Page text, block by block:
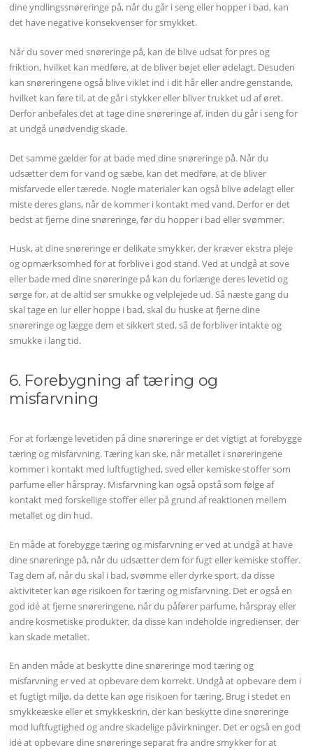
dine yndlingssnøreringe på, når du går i seng eller hopper i bad, kan
det have negative konsekvenser for smykket.
Når du sover med snøreringe på, kan de blive udsat for pres og
friktion, hvilket kan medføre, at de bliver bøjet eller ødelagt. Desuden
kan snøreringene også blive viklet ind i dit hår eller andre genstande,
hvilket kan føre til, at de går i stykker eller bliver trukket ud af øret.
Derfor anbefales det at tage dine snøreringe af, inden du går i seng for
at undgå unødvendig skade.
Det samme gælder for at bade med dine snøreringe på. Når du
udsætter dem for vand og sæbe, kan det medføre, at de bliver
misfarvede eller tærede. Nogle materialer kan også blive ødelagt eller
miste deres glans, når de kommer i kontakt med vand. Derfor er det
bedst at fjerne dine snøreringe, før du hopper i bad eller svømmer.
Husk, at dine snøreringe er delikate smykker, der kræver ekstra pleje
og opmærksomhed for at forblive i god stand. Ved at undgå at sove
eller bade med dine snøreringe på kan du forlænge deres levetid og
sørge for, at de altid ser smukke og velplejede ud. Så næste gang du
skal tage en lur eller hoppe i bad, skal du huske at fjerne dine
snøreringe og lægge dem et sikkert sted, så de forbliver intakte og
smukke i lang tid.
6. Forebygning af tæring og
misfarvning
For at forlænge levetiden på dine snøreringe er det vigtigt at forebygge
tæring og misfarvning. Tæring kan ske, når metallet i snøreringene
kommer i kontakt med luftfugtighed, sved eller kemiske stoffer som
parfume eller hårspray. Misfarvning kan også opstå som følge af
kontakt med forskellige stoffer eller på grund af reaktionen mellem
metallet og din hud.
En måde at forebygge tæring og misfarvning er ved at undgå at have
dine snøreringe på, når du udsætter dem for fugt eller kemiske stoffer.
Tag dem af, når du skal i bad, svømme eller dyrke sport, da disse
aktiviteter kan øge risikoen for tæring og misfarvning. Det er også en
god idé at fjerne snøreringene, når du påfører parfume, hårspray eller
andre kosmetiske produkter, da disse kan indeholde ingredienser, der
kan skade metallet.
En anden måde at beskytte dine snøreringe mod tæring og
misfarvning er ved at opbevare dem korrekt. Undgå at opbevare dem i
et fugtigt miljø, da dette kan øge risikoen for tæring. Brug i stedet en
smykkeæske eller et smykkeskrin, der kan beskytte dine snøreringe
mod luftfugtighed og andre skadelige påvirkninger. Det er også en god
idé at opbevare dine snøreringe separat fra andre smykker for at